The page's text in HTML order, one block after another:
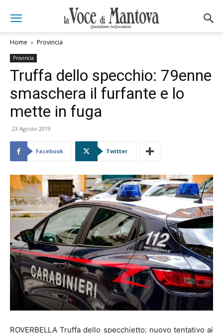
Home Provincia
Provincia
Truffa dello specchio: 79enne
smaschera il furfante e lo
mette in fuga
23 Agosto 2019
Facebook Twitter
ROVERBELLA Truffa dello specchietto: nuovo tentativo ai